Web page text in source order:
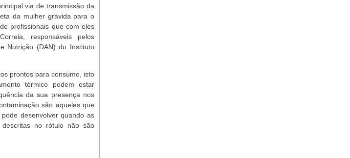
via de transmissão da
da mulher grávida para o
profissionais que com eles
responsáveis pelos
Nutrição (DAN) do Instituto
prontos para consumo, isto
térmico podem estar
da sua presença nos
são aqueles que
desenvolver quando as
descritas no rótulo não são